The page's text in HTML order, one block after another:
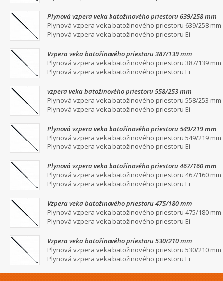
Plynová vzpera veka batožinového priestoru 639/258 mm
Plynová vzpera veka batožinového priestoru 639/258 mm
Plynová vzpera veka batožinového priestoru Ei
Vzpera veka batožinového priestoru 387/139 mm
Plynová vzpera veka batožinového priestoru 387/139 mm
Plynová vzpera veka batožinového priestoru Ei
vzpera veka batožinového priestoru 558/253 mm
Plynová vzpera veka batožinového priestoru 558/253 mm
Plynová vzpera veka batožinového priestoru Ei
Plynová vzpera veka batožinového priestoru 549/219 mm
Plynová vzpera veka batožinového priestoru 549/219 mm
Plynová vzpera veka batožinového priestoru Ei
Plynová vzpera veka batožinového priestoru 467/160 mm
Plynová vzpera veka batožinového priestoru 467/160 mm
Plynová vzpera veka batožinového priestoru Ei
Vzpera veka batožinového priestoru 475/180 mm
Plynová vzpera veka batožinového priestoru 475/180 mm
Plynová vzpera veka batožinového priestoru Ei
Vzpera veka batožinového priestoru 530/210 mm
Plynová vzpera veka batožinového priestoru 530/210 mm
Plynová vzpera veka batožinového priestoru Ei